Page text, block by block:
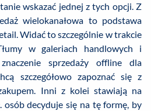
wskazać jednej z tych opcji. Z
wielokanałowa to podstawa
Widać to szczególnie w trakcie
w galeriach handlowych i
sprzedaży offline dla
szczegółowo zapoznać się z
Inni z kolei stawiają na
osób decyduje się na tę formę, by